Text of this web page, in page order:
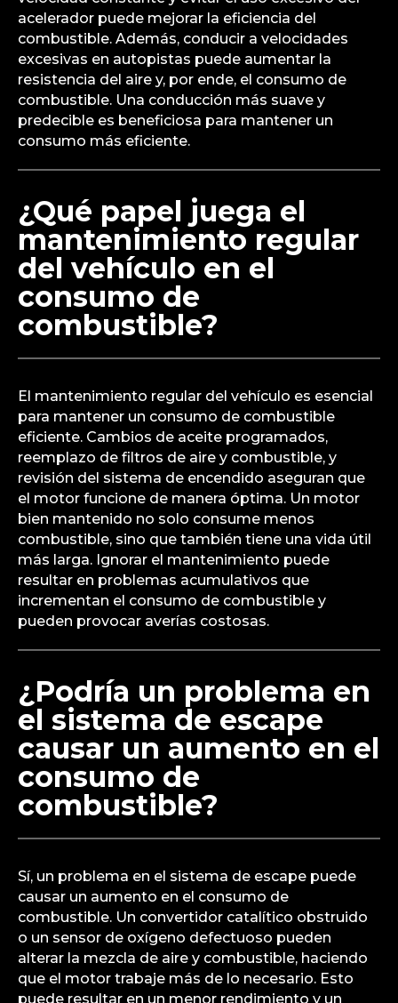
acelerador puede mejorar la eficiencia del
combustible. Además, conducir a velocidades
excesivas en autopistas puede aumentar la
resistencia del aire y, por ende, el consumo de
combustible. Una conducción más suave y
predecible es beneficiosa para mantener un
consumo más eficiente.
¿Qué papel juega el
mantenimiento regular
del vehículo en el
consumo de
combustible?
El mantenimiento regular del vehículo es esencial
para mantener un consumo de combustible
eficiente. Cambios de aceite programados,
reemplazo de filtros de aire y combustible, y
revisión del sistema de encendido aseguran que
el motor funcione de manera óptima. Un motor
bien mantenido no solo consume menos
combustible, sino que también tiene una vida útil
más larga. Ignorar el mantenimiento puede
resultar en problemas acumulativos que
incrementan el consumo de combustible y
pueden provocar averías costosas.
¿Podría un problema en
el sistema de escape
causar un aumento en el
consumo de
combustible?
Sí, un problema en el sistema de escape puede
causar un aumento en el consumo de
combustible. Un convertidor catalítico obstruido
o un sensor de oxígeno defectuoso pueden
alterar la mezcla de aire y combustible, haciendo
que el motor trabaje más de lo necesario. Esto
puede resultar en un menor rendimiento y un